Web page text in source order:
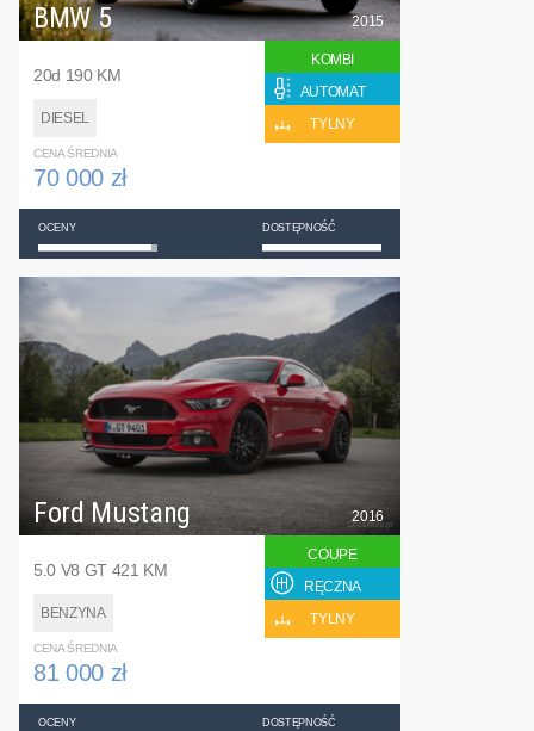
BMW 5
20d 190 KM
DIESEL
2015
KOMBI
AUTOMAT
TYLNY
CENA ŚREDNIA
70 000 zł
OCENY DOSTĘPNOŚĆ
Ford Mustang
5.0 V8 GT 421 KM
BENZYNA
2016
COUPE
RĘCZNA
TYLNY
CENA ŚREDNIA
81 000 zł
OCENY DOSTĘPNOŚĆ